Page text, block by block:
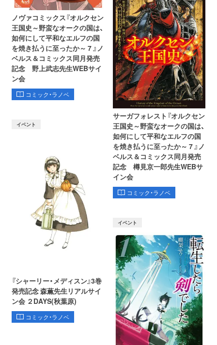
ノヴァコミックス『オルクセン
王国史～野蛮なオークの国は、
如何にして平和なエルフの国
を焼き払うに至ったか～ 7 』ノ
ベルス＆コミックス同月発売
記念 野上武志先生WEBサイ
ン会
コミック・ラノベ
サーガフォレスト『オルクセン
王国史～野蛮なオークの国は、
如何にして平和なエルフの国
を焼き払うに至ったか～ 7 』ノ
ベルス＆コミックス同月発売
記念 樽見京一郎先生WEBサ
イン会
コミック・ラノベ
イベント
『シャーリー・メディスン』3巻
発売記念 森薫先生リアルサイ
ン会 ２DAYS(秋葉原)
コミック・ラノベ
イベント